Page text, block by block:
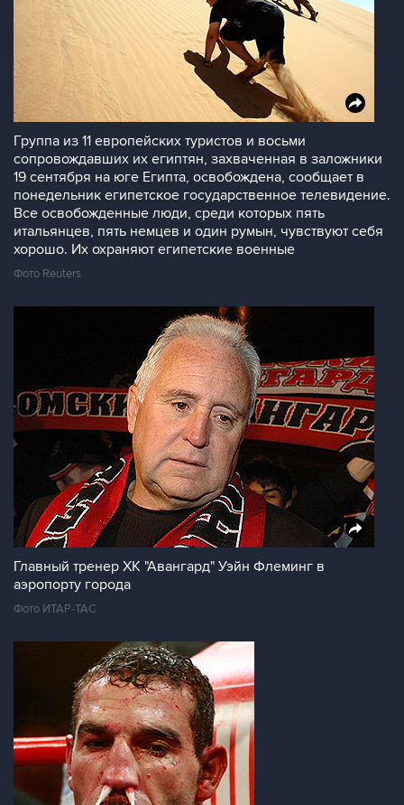
Группа из 11 европейских туристов и восьми
сопровождавших их египтян, захваченная в заложники
19 сентября на юге Египта, освобождена, сообщает в
понедельник египетское государственное телевидение.
Все освобожденные люди, среди которых пять
итальянцев, пять немцев и один румын, чувствуют себя
хорошо. Их охраняют египетские военные
Фото Reuters
Главный тренер ХК "Авангард" Уэйн Флеминг в
аэропорту города
Фото ИТАР-ТАС